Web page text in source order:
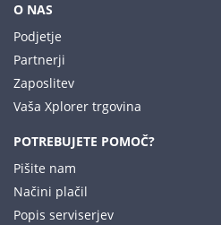
O NAS
Podjetje
Partnerji
Zaposlitev
Vaša Xplorer trgovina
POTREBUJETE POMOČ?
Pišite nam
Načini plačil
Popis serviserjev